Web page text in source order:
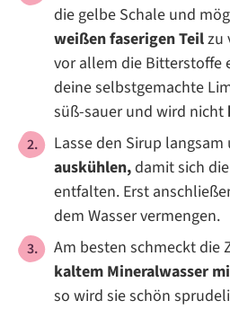
die gelbe Schale und
weißen faserigen Teilzu
vor allem die Bitterstoffe
deine selbstgemachte
süß-sauer und wird nicht
Lasse den Sirup langsam
auskühlen,damit sich
entfalten. Erst
dem Wasser vermengen.
Am besten schmeckt
kaltem Mineralwasser
so wird sie schön